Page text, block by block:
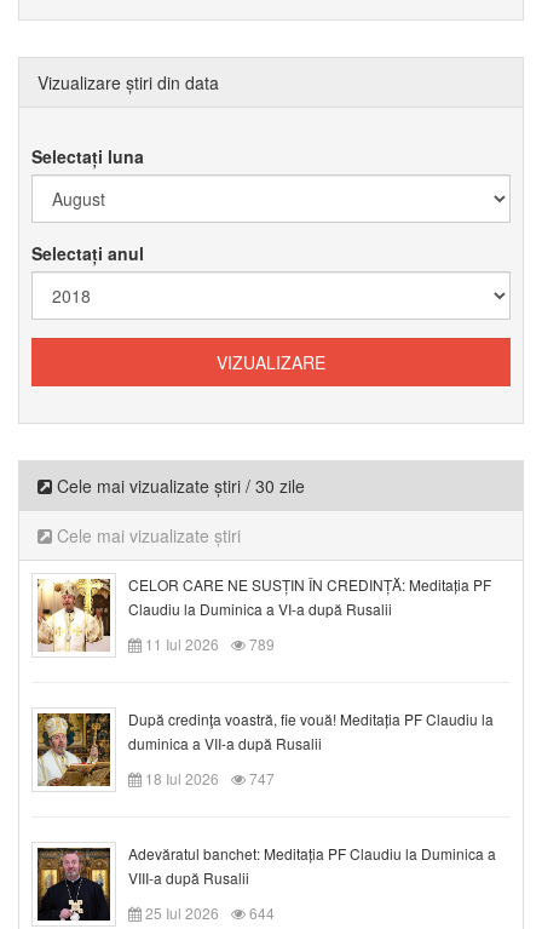
Vizualizare știri din data
Selectați luna
Selectați anul
Cele mai vizualizate știri / 30 zile
Cele mai vizualizate știri
CELOR CARE NE SUSȚIN ÎN CREDINȚĂ: Meditația PF
Claudiu la Duminica a VI-a după Rusalii
11 Iul 2026
789
După credinţa voastră, fie vouă! Meditația PF Claudiu la
duminica a VII-a după Rusalii
18 Iul 2026
747
Adevăratul banchet: Meditația PF Claudiu la Duminica a
VIII-a după Rusalii
25 Iul 2026
644